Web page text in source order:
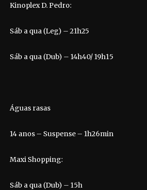
Kinoplex D. Pedro:
Sáb a qua (Leg) – 21h25
Sáb a qua (Dub) – 14h40/ 19h15
Águas rasas
14 anos – Suspense – 1h26min
Maxi Shopping:
Sáb a qua (Dub) – 15h